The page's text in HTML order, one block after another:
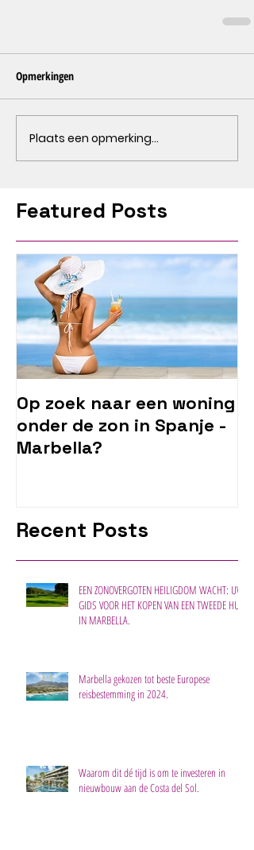
Opmerkingen
Plaats een opmerking...
Featured Posts
Op zoek naar een woning
onder de zon in Spanje -
Marbella?
Recent Posts
EEN ZONOVERGOTEN HEILIGDOM WACHT: UW
GIDS VOOR HET KOPEN VAN EEN TWEEDE HUIS
IN MARBELLA.
Marbella gekozen tot beste Europese
reisbestemming in 2024.
Waarom dit dé tijd is om te investeren in
nieuwbouw aan de Costa del Sol.